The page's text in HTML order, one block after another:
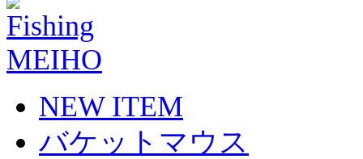
NEW ITEM
バケットマウス